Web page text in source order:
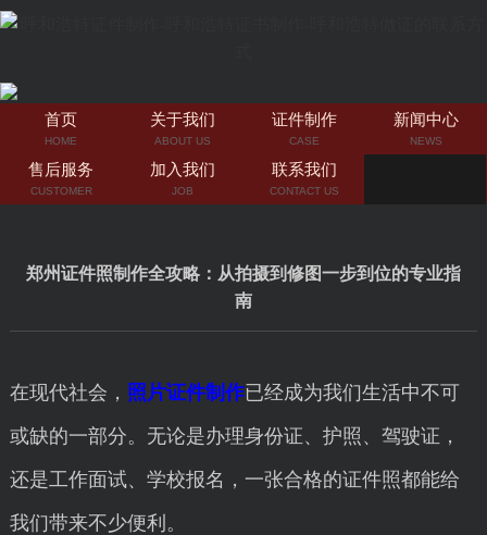
首页
HOME
关于我们
ABOUT US
证件制作
CASE
新闻中心
NEWS
售后服务
CUSTOMER
加入我们
JOB
联系我们
CONTACT US
郑州证件照制作全攻略：从拍摄到修图一步到位的专业指
南
在现代社会， 照片证件制作已经成为我们生活中不可
或缺的一部分。无论是办理身份证、护照、驾驶证，
还是工作面试、学校报名，一张合格的证件照都能给
我们带来不少便利。